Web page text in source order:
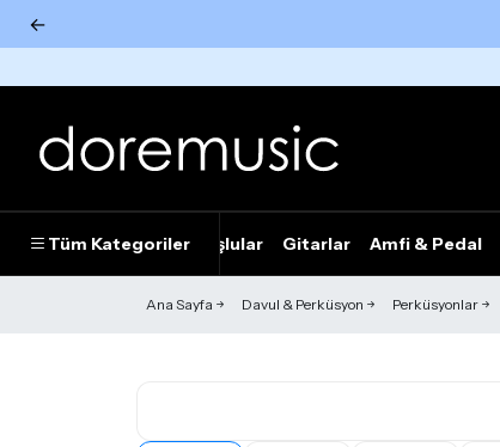
←
Tüm Kategoriler
Piyanolar Tuşlular Gitarlar Amfi & Pedal
Ana Sayfa Davul & Perküsyon Perküsyonlar
Tümünü Gör